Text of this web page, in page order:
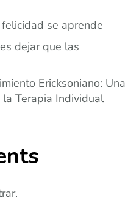
se aprende
dejar que las
Ericksoniano: Una
Terapia Individual